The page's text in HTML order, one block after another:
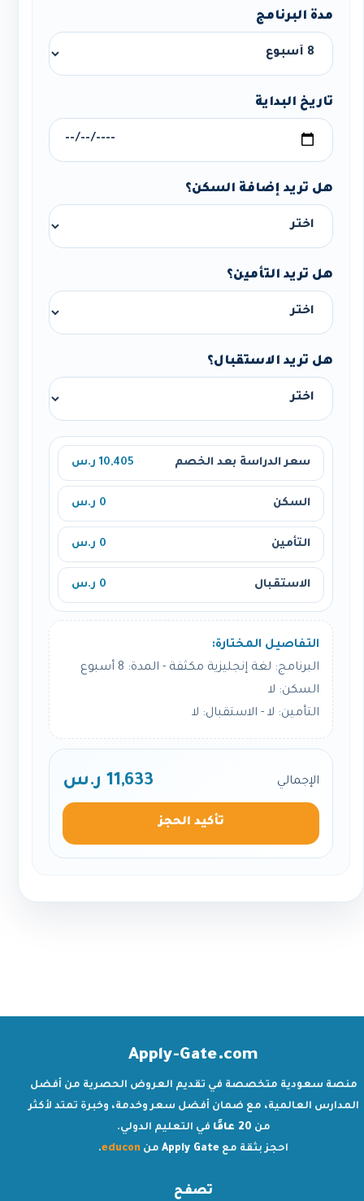
مدة البرنامج
تاريخ البداية
هل تريد إضافة السكن؟
هل تريد التأمين؟
هل تريد الاستقبال؟
سعر الدراسة بعد الخصم 10,405 ر.س
السكن 0 ر.س
التأمين 0 ر.س
الاستقبال 0 ر.س
التفاصيل المختارة:
البرنامج: لغة إنجليزية مكثفة - المدة: 8 أسبوع
السكن: لا
التأمين: لا - الاستقبال: لا
الإجمالي 11,633 ر.س
تأكيد الحجز
Apply-Gate.com
منصة سعودية متخصصة في تقديم العروض الحصرية من أفضل
المدارس العالمية، مع ضمان أفضل سعر وخدمة، وخبرة تمتد لأكثر
من 20 عامًا
في التعليم الدولي.
احجز بثقة مع Apply Gate من educon
.
تصفح